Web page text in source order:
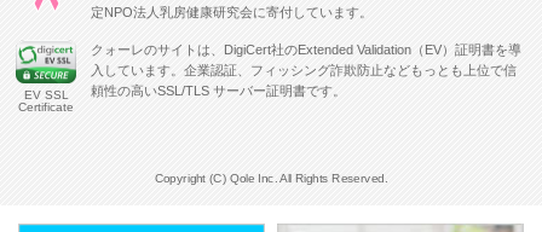
定NPO法人乳房健康研究会に寄付しています。
EV SSL
Certificate
クォーレのサイトは、DigiCert社のExtended Validation（EV）証明書を導
入しています。企業認証、フィッシング詐欺防止などもっとも上位で信
頼性の高いSSL/TLS サーバー証明書です。
Copyright (C) Qole Inc. All Rights Reserved.